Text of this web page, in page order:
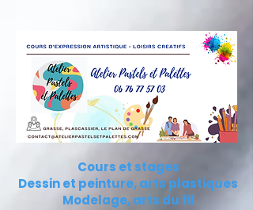
Cours et stages
Dessin et peinture, arts plastiques
Modelage, arts du fil